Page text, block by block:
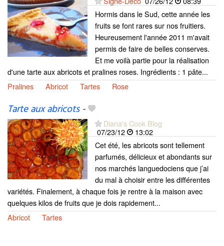
Hormis dans le Sud, cette année les
fruits se font rares sur nos fruitiers.
Heureusement l'année 2011 m'avait
permis de faire de belles conserves.
Et me voilà partie pour la réalisation
d'une tarte aux abricots et pralines roses. Ingrédients : 1 pâte...
Pralines
Abricot Tartes Rose
Tarte aux abricots-
Diana's Cook Blog
07/23/12
13:02
Cet été, les abricots sont tellement
parfumés, délicieux et abondants sur
nos marchés languedociens que j’ai
du mal à choisir entre les différentes
variétés. Finalement, à chaque fois je rentre à la maison avec
quelques kilos de fruits que je dois rapidement...
Abricot
Tartes